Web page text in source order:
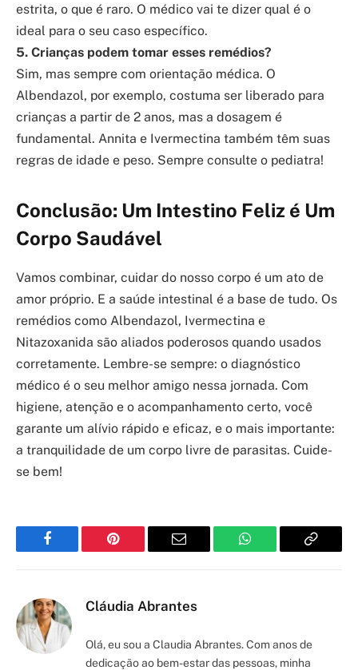
estrita, o que é raro. O médico vai te dizer qual é o
ideal para o seu caso específico.
5. Crianças podem tomar esses remédios?
Sim, mas sempre com orientação médica. O
Albendazol, por exemplo, costuma ser liberado para
crianças a partir de 2 anos, mas a dosagem é
fundamental. Annita e Ivermectina também têm suas
regras de idade e peso. Sempre consulte o pediatra!
Conclusão: Um Intestino Feliz é Um
Corpo Saudável
Vamos combinar, cuidar do nosso corpo é um ato de
amor próprio. E a saúde intestinal é a base de tudo. Os
remédios como Albendazol, Ivermectina e
Nitazoxanida são aliados poderosos quando usados
corretamente. Lembre-se sempre: o diagnóstico
médico é o seu melhor amigo nessa jornada. Com
higiene, atenção e o acompanhamento certo, você
garante um alívio rápido e eficaz, e o mais importante:
a tranquilidade de um corpo livre de parasitas. Cuide-
se bem!
Facebook Pinterest Email WhatsApp Copy
Cláudia Abrantes
Olá, eu sou a Claudia Abrantes. Com anos de
dedicação ao bem-estar das pessoas, minha